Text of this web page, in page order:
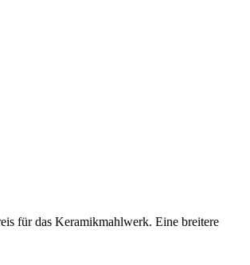
für das Keramikmahlwerk. Eine breitere